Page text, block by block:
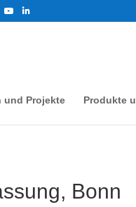
und Projekte Produkte
Bonn